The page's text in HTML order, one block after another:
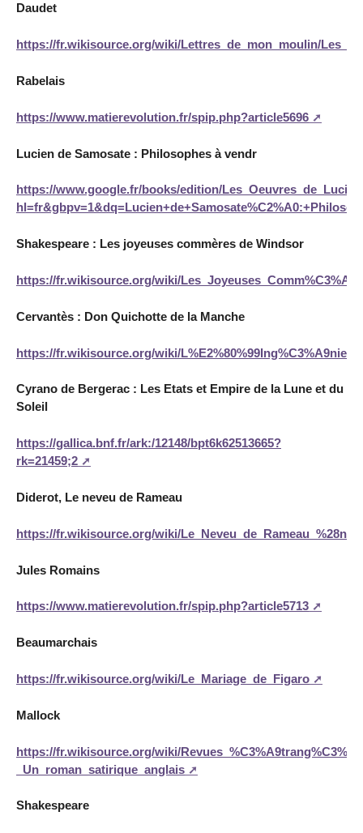
Daudet
https://fr.wikisource.org/wiki/Lettres_de_mon_moulin/
Rabelais
https://www.matierevolution.fr/spip.php?article5696
Lucien de Samosate : Philosophes à vendr
https://www.google.fr/books/edition/
Shakespeare : Les joyeuses commères de Windsor
https://fr.wikisource.org/wiki/
Cervantès : Don Quichotte de la Manche
https://fr.wikisource.org/wiki/
Cyrano de Bergerac : Les Etats et Empire de la Lune et du
Soleil
https://gallica.bnf.fr/ark:/12148/bpt6k62513665?
rk=21459;2
Diderot, Le neveu de Rameau
https://fr.wikisource.org/wiki/
Jules Romains
https://www.matierevolution.fr/spip.php?article5713
Beaumarchais
https://fr.wikisource.org/wiki/Le_Mariage_de_Figaro
Mallock
https://fr.wikisource.org/wiki/
_Un_roman_satirique_anglais
Shakespeare